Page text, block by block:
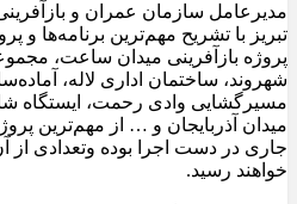
مدیرعامل سازمان عمران و
تبریز با تشریح مهم‌ترین برنامه‌ها و
پروژه بازآفرینی میدان ساعت،
شهروند، ساختمان اداری لاله،
مسیرگشایی وادی رحمت، ایستگاه
میدان آذربایجان و … از مهم‌ترین
جاری در دست اجرا بوده وتعدادی از
خواهند رسید.